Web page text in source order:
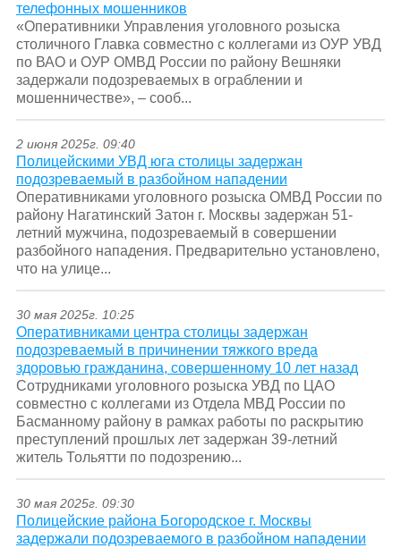
телефонных мошенников
«Оперативники Управления уголовного розыска
столичного Главка совместно с коллегами из ОУР УВД
по ВАО и ОУР ОМВД России по району Вешняки
задержали подозреваемых в ограблении и
мошенничестве», – сооб...
2 июня 2025г. 09:40
Полицейскими УВД юга столицы задержан
подозреваемый в разбойном нападении
Оперативниками уголовного розыска ОМВД России по
району Нагатинский Затон г. Москвы задержан 51-
летний мужчина, подозреваемый в совершении
разбойного нападения. Предварительно установлено,
что на улице...
30 мая 2025г. 10:25
Оперативниками центра столицы задержан
подозреваемый в причинении тяжкого вреда
здоровью гражданина, совершенному 10 лет назад
Сотрудниками уголовного розыска УВД по ЦАО
совместно с коллегами из Отдела МВД России по
Басманному району в рамках работы по раскрытию
преступлений прошлых лет задержан 39-летний
житель Тольятти по подозрению...
30 мая 2025г. 09:30
Полицейские района Богородское г. Москвы
задержали подозреваемого в разбойном нападении